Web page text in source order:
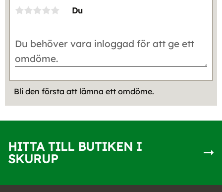
Du
Bli den första att lämna ett omdöme.
HITTA TILL BUTIKEN I
SKURUP